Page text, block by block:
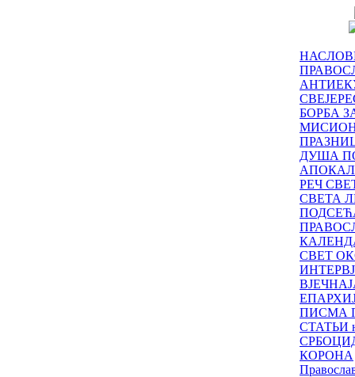
БОРБА
ДУША
РЕЧ
СВЕТА
СВЕТ
ПИСМА
СТАТЬИ
КОРОНА